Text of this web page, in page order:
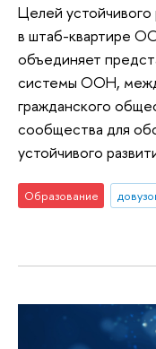
Целей
в штаб-квартире
объединяет
системы ООН,
гражданского
сообщества для
устойчивого
Образование